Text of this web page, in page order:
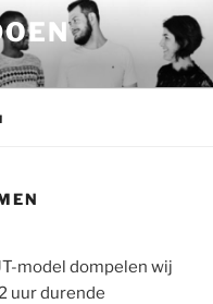
model dompelen wij
uur durende